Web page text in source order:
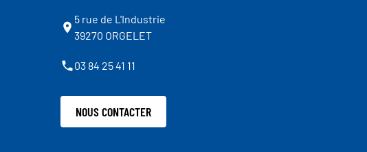
5 rue de L'Industrie
39270 ORGELET
03 84 25 41 11
NOUS CONTACTER